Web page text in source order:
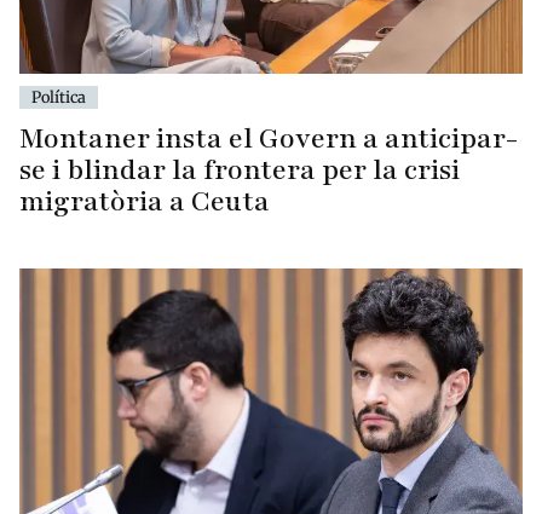
Política
Montaner insta el Govern a anticipar-
se i blindar la frontera per la crisi
migratòria a Ceuta